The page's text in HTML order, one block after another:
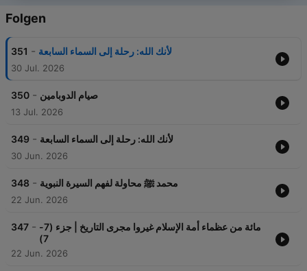
Folgen
351 - لأنك الله: رحلة إلى السماء السابعة
30 Jul. 2026
350 - صيام الدوبامين
13 Jul. 2026
349 - لأنك الله: رحلة إلى السماء السابعة
30 Jun. 2026
348 - محمد ﷺ محاولة لفهم السيرة النبوية
22 Jun. 2026
347 - مائة من عظماء أمة الإسلام غيروا مجرى التاريخ | جزء (7-
7)
22 Jun. 2026